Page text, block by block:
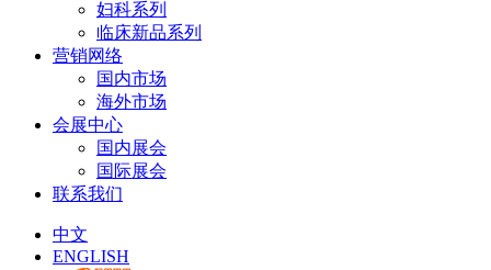
妇科系列
临床新品系列
营销网络
国内市场
海外市场
会展中心
国内展会
国际展会
联系我们
中文
ENGLISH